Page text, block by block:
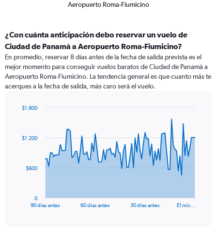
Aeropuerto Roma-Fiumicino
¿Con cuánta anticipación debo reservar un vuelo de
Ciudad de Panamá a Aeropuerto Roma-Fiumicino?
En promedio, reservar 8 días antes de la fecha de salida prevista es el
mejor momento para conseguir vuelos baratos de Ciudad de Panamá a
Aeropuerto Roma-Fiumicino. La tendencia general es que cuanto más te
acerques a la fecha de salida, más caro será el vuelo.
data
The
90 días antes 60 días antes 30 días antes El mis…
0
$600
$1.200
$1.800